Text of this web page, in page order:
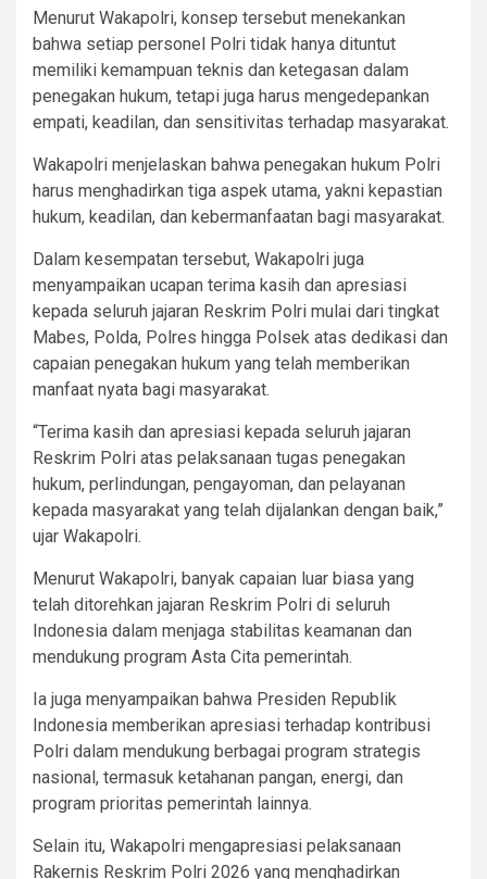
Menurut Wakapolri, konsep tersebut menekankan
bahwa setiap personel Polri tidak hanya dituntut
memiliki kemampuan teknis dan ketegasan dalam
penegakan hukum, tetapi juga harus mengedepankan
empati, keadilan, dan sensitivitas terhadap masyarakat.
Wakapolri menjelaskan bahwa penegakan hukum Polri
harus menghadirkan tiga aspek utama, yakni kepastian
hukum, keadilan, dan kebermanfaatan bagi masyarakat.
Dalam kesempatan tersebut, Wakapolri juga
menyampaikan ucapan terima kasih dan apresiasi
kepada seluruh jajaran Reskrim Polri mulai dari tingkat
Mabes, Polda, Polres hingga Polsek atas dedikasi dan
capaian penegakan hukum yang telah memberikan
manfaat nyata bagi masyarakat.
“Terima kasih dan apresiasi kepada seluruh jajaran
Reskrim Polri atas pelaksanaan tugas penegakan
hukum, perlindungan, pengayoman, dan pelayanan
kepada masyarakat yang telah dijalankan dengan baik,”
ujar Wakapolri.
Menurut Wakapolri, banyak capaian luar biasa yang
telah ditorehkan jajaran Reskrim Polri di seluruh
Indonesia dalam menjaga stabilitas keamanan dan
mendukung program Asta Cita pemerintah.
Ia juga menyampaikan bahwa Presiden Republik
Indonesia memberikan apresiasi terhadap kontribusi
Polri dalam mendukung berbagai program strategis
nasional, termasuk ketahanan pangan, energi, dan
program prioritas pemerintah lainnya.
Selain itu, Wakapolri mengapresiasi pelaksanaan
Rakernis Reskrim Polri 2026 yang menghadirkan